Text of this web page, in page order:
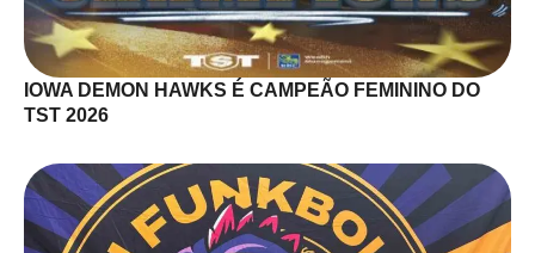
IOWA DEMON HAWKS É CAMPEÃO FEMININO DO
TST 2026